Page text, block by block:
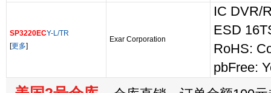
SP3220ECY-L/TR
[更多]
Exar Corporation
IC DVR/
ESD
RoHS:
pbFree: